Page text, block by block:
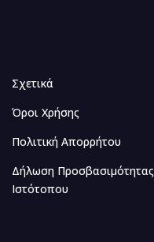
Σχετικά
Όροι Χρήσης
Πολιτική Απορρήτου
Δήλωση Προσβασιμότητας
Ιστότοπου